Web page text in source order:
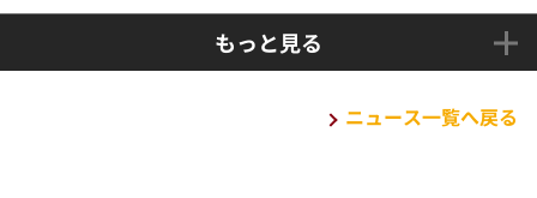
もっと見る
ニュース一覧へ戻る